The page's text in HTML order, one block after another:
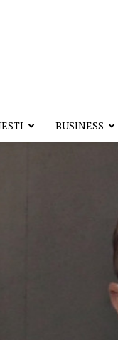
BUSINESS